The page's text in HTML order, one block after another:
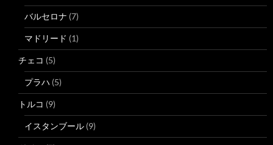
バルセロナ (7)
マドリード (1)
チェコ (5)
プラハ (5)
トルコ (9)
イスタンブール (9)